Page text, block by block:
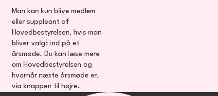
Man kan kun blive medlem
eller suppleant af
Hovedbestyrelsen, hvis man
bliver valgt ind på et
årsmøde. Du kan læse mere
om Hovedbestyrelsen og
hvornår næste årsmøde er,
via knappen til højre.